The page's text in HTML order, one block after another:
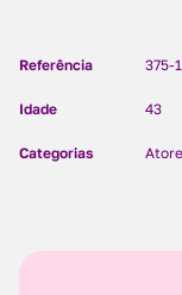
Referência 375-1
Idade 43
Categorias